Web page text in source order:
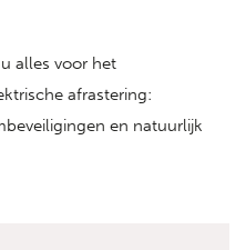
alles voor het
afrastering:
en natuurlijk